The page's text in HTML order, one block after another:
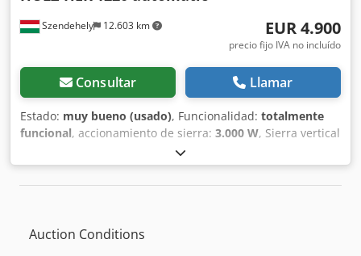
Szendehely 12.603 km EUR 4.900
precio fijo IVA no incluído
Consultar Llamar
Estado: muy bueno (usado), Funcionalidad: totalmente
funcional, accionamiento de sierra: 3.000 W, Sierra vertical
automática para tableros Holz-her 1220. Múltiples
configuraciones, corte de medias o placas completas. Se
puede probar, funciona perfectamente. Dedpfox Eyqysx Ab
Auction Conditions